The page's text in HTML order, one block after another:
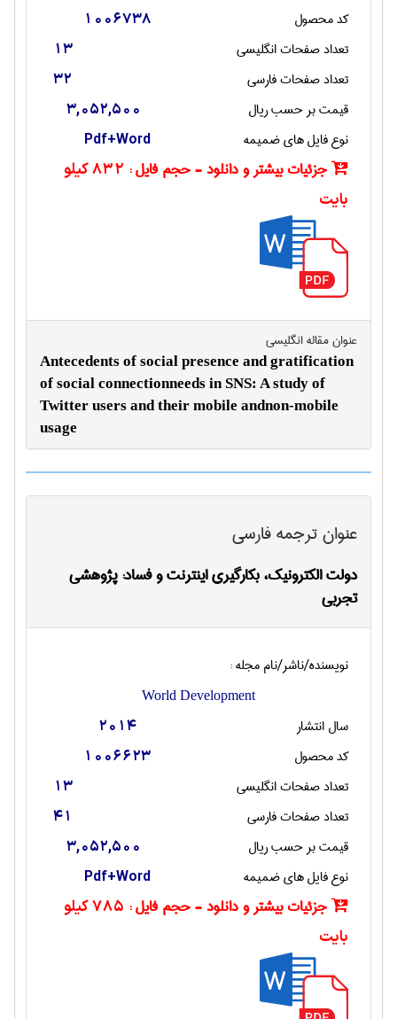
کد محصول
1006738
تعداد صفحات انگليسی 13
تعداد صفحات فارسی 32
قیمت بر حسب ریال 3,052,500
نوع فایل های ضمیمه Pdf+Word
جزئیات بیشتر و دانلود - حجم فایل :
832 کیلو
بایت
عنوان مقاله انگليسی
Antecedents of social presence and gratification
of social connectionneeds in SNS: A study of
Twitter users and their mobile andnon-mobile
usage
عنوان ترجمه فارسی
دولت الكترونيك، بكارگيري اينترنت و فساد: پژوهشي
تجربي
نویسنده/ناشر/نام مجله :
World Development
سال انتشار 2014
کد محصول 1006623
تعداد صفحات انگليسی 13
تعداد صفحات فارسی 41
قیمت بر حسب ریال 3,052,500
نوع فایل های ضمیمه Pdf+Word
جزئیات بیشتر و دانلود - حجم فایل :
785 کیلو
بایت